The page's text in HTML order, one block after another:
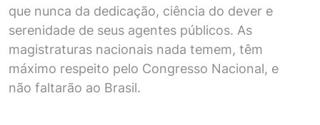
que nunca da dedicação, ciência do dever e
serenidade de seus agentes públicos. As
magistraturas nacionais nada temem, têm
máximo respeito pelo Congresso Nacional, e
não faltarão ao Brasil.